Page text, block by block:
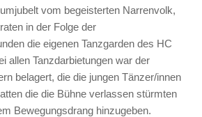
vom begeisterten Narrenvolk,
in der Folge der
die eigenen Tanzgarden des HC
allen Tanzdarbietungen war der
belagert, die die jungen Tänzer/innen
die die Bühne verlassen stürmten
Bewegungsdrang hinzugeben.